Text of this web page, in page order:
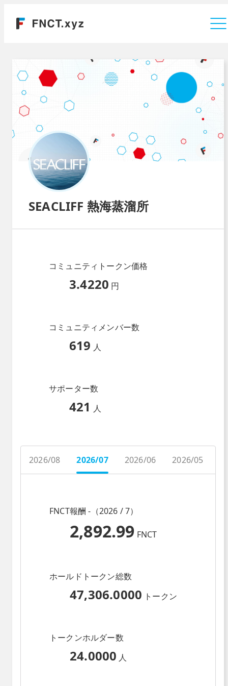
SEACLIFF 熱海蒸溜所
コミュニティトークン価格
3.4220 円
コミュニティメンバー数
619 人
サポーター数
421 人
2026/08 2026/07 2026/06 2026/05
FNCT報酬 -（2026 / 7）
2,892.99 FNCT
ホールドトークン総数
47,306.0000 トークン
トークンホルダー数
24.0000 人